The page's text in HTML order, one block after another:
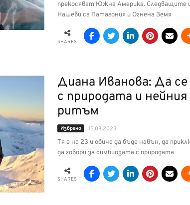
прекосяват Южна Америка. Следващите
Нашеви са Патагония и Огнена Земя
SHARES
Диана Иванова: Да
с природата и нейния
ритъм
Избрано 15.08.2023
Тя е на 23 и обича да бъде навън, да
да говори за симбиозата с природата
SHARES